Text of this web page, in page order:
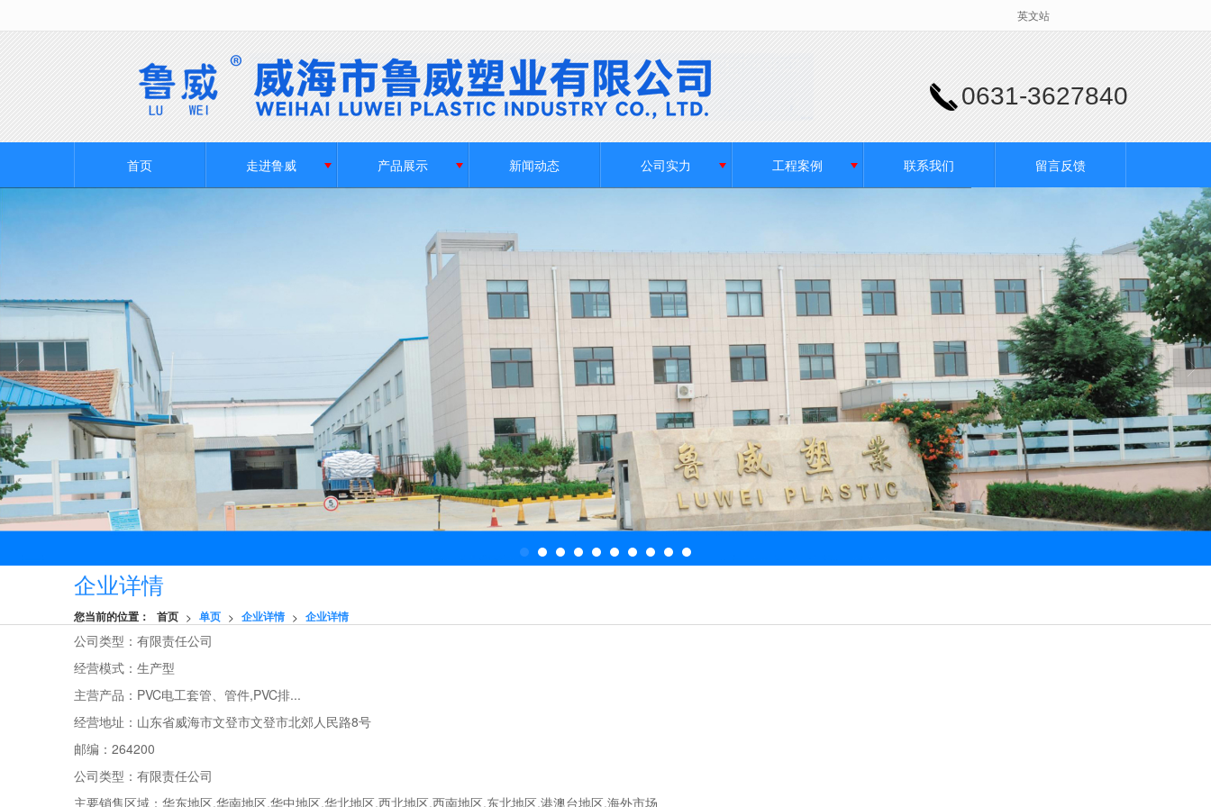
英文站
0631-3627840
首页 走进鲁威 产品展示 新闻动态 公司实力 工程案例 联系我们 留言反馈
企业详情
您当前的位置： 首页 > 单页 > 企业详情 > 企业详情
公司类型：有限责任公司
经营模式：生产型
主营产品：PVC电工套管、管件,PVC排...
经营地址：山东省威海市文登市文登市北郊人民路8号
邮编：264200
公司类型：有限责任公司
主要销售区域：华东地区,华南地区,华中地区,华北地区,西北地区,西南地区,东北地区,港澳台地区,海外市场